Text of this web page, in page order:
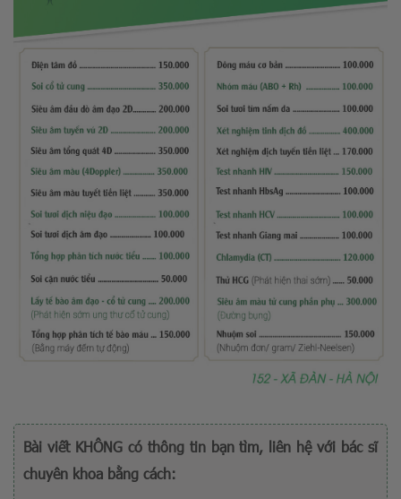
Bài viết KHÔNG có thông tin bạn tìm, liên hệ với bác sĩ
chuyên khoa bằng cách: